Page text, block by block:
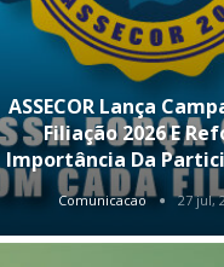
ASSECOR Lança
Filiação 2026 E
Importância Da
Comunicacao 27 jul,